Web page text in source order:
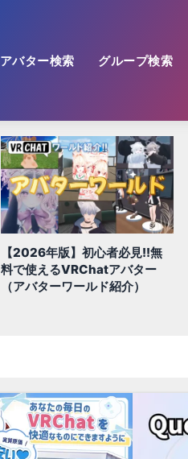
アバター検索 グループ検索
【2026年版】初心者必見!!無
料で使えるVRChatアバター
（アバターワールド紹介）